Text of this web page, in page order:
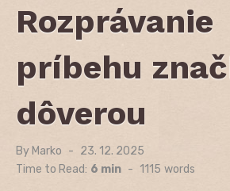
Rozprávanie
príbehu
dôverou
By Marko
Posted
on
23. 12. 2025
Time to Read: 6 min - 1115 words